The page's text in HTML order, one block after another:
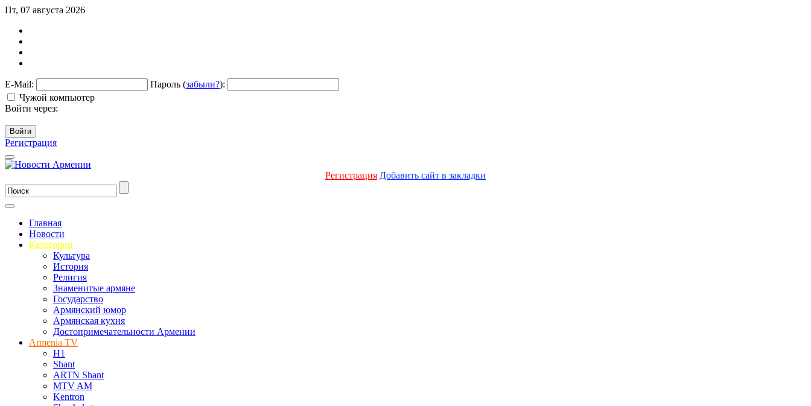
Пт, 07 августа 2026
E-Mail: Пароль (забыли?):
Чужой компьютер
Войти через:
Войти
Регистрация
Регистрация Добавить сайт в закладки
Главная
Новости
Категории
Культура
История
Религия
Знаменитые армяне
Государство
Армянский юмор
Армянская кухня
Достопримечательности Армении
Armenia TV
H1
Shant
ARTN Shant
MTV AM
Kentron